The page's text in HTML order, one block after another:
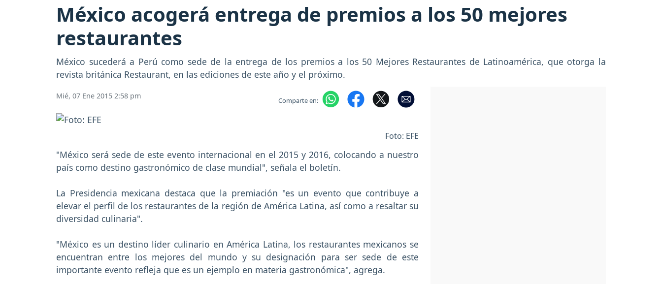
México acogerá entrega de premios a los 50 mejores
restaurantes
México sucederá a Perú como sede de la entrega de los premios a los 50 Mejores Restaurantes de Latinoamérica, que otorga la
revista británica Restaurant, en las ediciones de este año y el próximo.
Mié, 07 Ene 2015 2:58 pm Comparte en:
Foto: EFE
"México será sede de este evento internacional en el 2015 y 2016, colocando a nuestro
país como destino gastronómico de clase mundial", señala el boletín.
La Presidencia mexicana destaca que la premiación "es un evento que contribuye a
elevar el perfil de los restaurantes de la región de América Latina, así como a resaltar su
diversidad culinaria".
"México es un destino líder culinario en América Latina, los restaurantes mexicanos se
encuentran entre los mejores del mundo y su designación para ser sede de este
importante evento refleja que es un ejemplo en materia gastronómica", agrega.